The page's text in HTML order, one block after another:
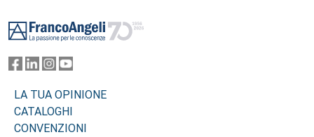
LA TUA OPINIONE
CATALOGHI
CONVENZIONI